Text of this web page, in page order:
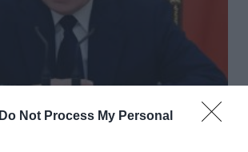
Do Not Process My Personal